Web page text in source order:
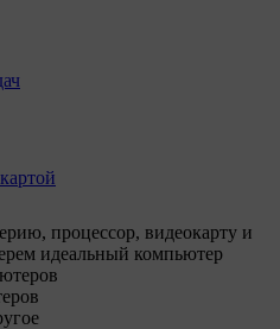
процессор, видеокарту и
идеальный компьютер